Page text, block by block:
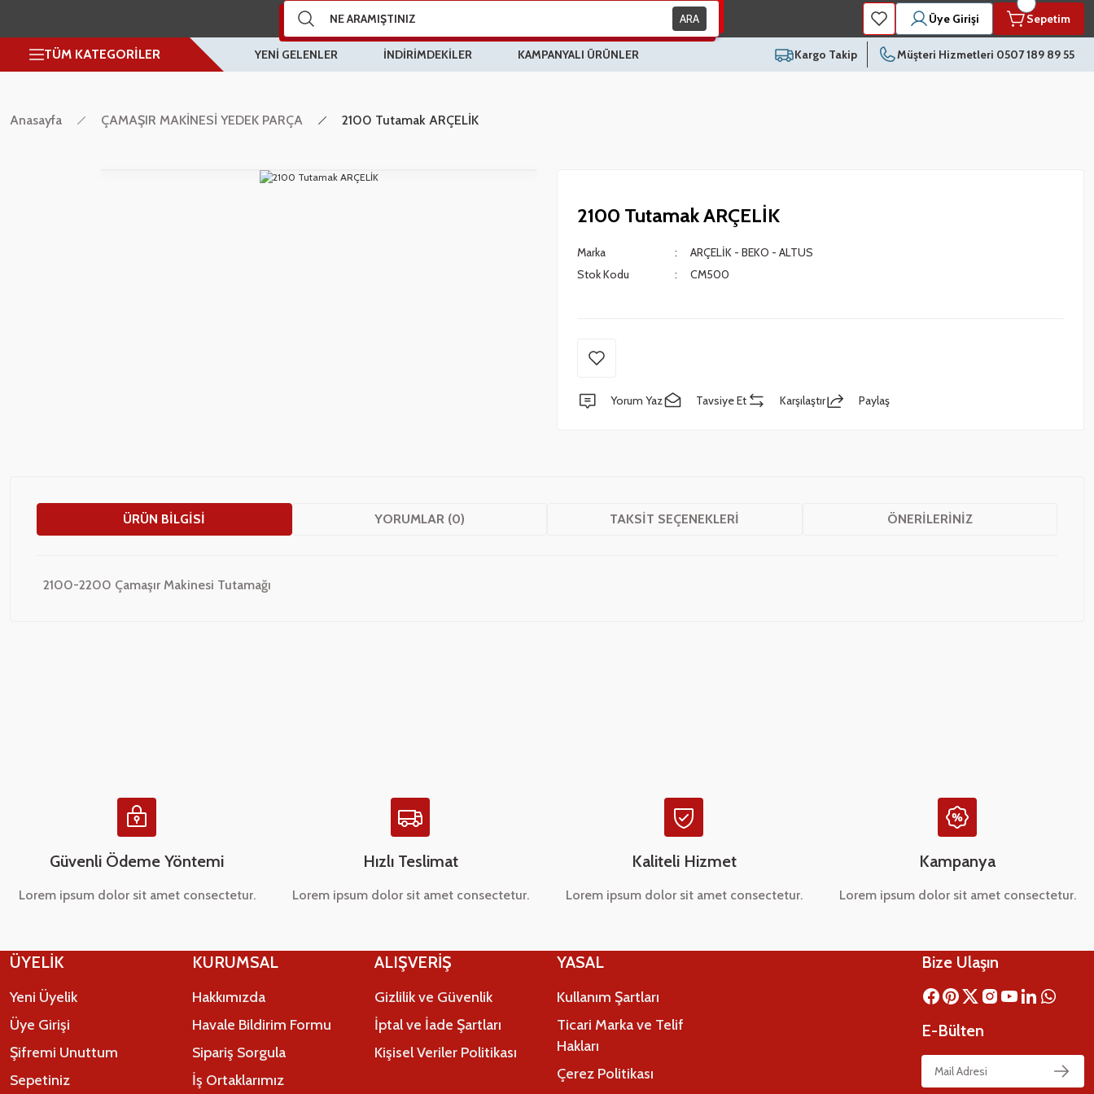
ARA Üye Girişi Sepetim
TÜM KATEGORİLER YENİ GELENLER İNDİRİMDEKİLER KAMPANYALI ÜRÜNLER Kargo Takip Müşteri Hizmetleri 0507 189 89 55
Anasayfa ÇAMAŞIR MAKİNESİ YEDEK PARÇA 2100 Tutamak ARÇELİK
2100 Tutamak ARÇELİK
Marka
ARÇELİK - BEKO - ALTUS
Stok Kodu
CM500
Yorum Yaz Tavsiye Et Karşılaştır Paylaş
ÜRÜN BILGISI YORUMLAR (0) TAKSIT SEÇENEKLERI ÖNERILERINIZ
2100-2200 Çamaşır Makinesi Tutamağı
Bu ürüne benzer farklı alternatifler olmalı.
Güvenli Ödeme Yöntemi
Lorem ipsum dolor sit amet consectetur.
Hızlı Teslimat
Lorem ipsum dolor sit amet consectetur.
Kaliteli Hizmet
Lorem ipsum dolor sit amet consectetur.
Kampanya
Lorem ipsum dolor sit amet consectetur.
ÜYELİK
Yeni Üyelik
Üye Girişi
Şifremi Unuttum
Sepetiniz
KURUMSAL
Hakkımızda
Havale Bildirim Formu
Sipariş Sorgula
İş Ortaklarımız
ALIŞVERİŞ
Gizlilik ve Güvenlik
İptal ve İade Şartları
Kişisel Veriler Politikası
YASAL
Kullanım Şartları
Ticari Marka ve Telif
Hakları
Çerez Politikası
Bize Ulaşın
E-Bülten